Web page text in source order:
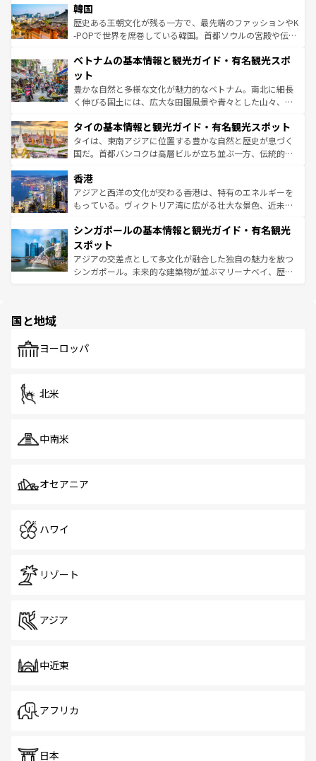
はコンテンツ一覧
いる。アクティビティも充実しており、サーフィンやダイ
ビング、ハイキングなど、アウトドア好きにはたまらな
い。オーストラリアの多彩な魅力を存分に味わいつくそ
参照してほしい。
ン）、静ひつな山岳地帯である台湾東部など、都市の喧騒
と山間の静けさが共存しており、訪れる人に新しい発見と
驚きをもたらしてくれる。また、奥深い台湾の食文化も魅
容にもいいと評判のスイーツなど、バラエティ豊かな料理
照してほしい。
韓国
歴史ある王朝文化が残る一方で、最先端のファッションやK
-POPで世界を席巻している韓国。首都ソウルの宮殿や伝統
き、地方に足を延ばせば四季折々の自然美を楽しむことが
できる。そして、キムチや焼肉、絶品のストリートフード
まで、さまざまな韓国料理が待っている。夜には、韓国な
らではのナイトライフも堪能できる。あたたかいホスピタ
わってみてほしい。 なお、新着の韓国情報はコンテンツ一
覧 を参照してほしい。
ベトナムの基本情報と観光ガイド・有名観光スポ
ット
豊かな自然と多様な文化が魅力的なベトナム。南北に細長
く伸びる国土には、広大な田園風景や青々とした山々、世
急速な発展と共に伝統が息づく。ハノイの古い町並みやホ
ーチミン市のフランス統治時代の建物も、独特の雰囲気を
醸し出している。また、バラエティの豊かさとおいしさで
とつ。フォーやバインミー、ベトナムコーヒーなどは、ぜ
ひ現地で味わいたい。どの地域を訪れてもあたたかい人々
が旅行者を迎えてくれるので、きっと忘れられない旅にな
参照してほしい。
タイの基本情報と観光ガイド・有名観光スポット
タイは、東南アジアに位置する豊かな自然と歴史が息づく
国だ。首都バンコクは高層ビルが立ち並ぶ一方、伝統的な
の活気が交差している。北部ではチェンマイなどの山岳地
帯で自然と触れ合い、南部ではプーケットやクラビの美し
いビーチでリゾート気分を楽しむことができる。タイ料理
激する。気候は一年中温暖で、どの季節にも異なる楽しみ
が待っている。親しみやすいタイの人々、仏教を中心とし
た文化、そして多様な観光資源が、訪れる旅人を魅了し続
ける。 なお、新着のタイ情報はコンテンツ一覧を参照して
香港
アジアと西洋の文化が交わる香港は、特有のエネルギーを
もっている。ヴィクトリア湾に広がる壮大な景色、近未来
み、どこを訪れても感動するはず。観光スポットが密集し
ており、効率よく見どころを回れるのも魅力。息をのむよ
うな絶景から文化的な体験まで、香港を存分に楽しみ尽く
そう。 なお、新着の香港情報はコンテンツ一覧を参照して
シンガポールの基本情報と観光ガイド・有名観光
スポット
アジアの交差点として多文化が融合した独自の魅力を放つ
シンガポール。未来的な建築物が並ぶマリーナベイ、歴史
で、ホーカーズは地元の風情を楽しめる外せないスポット
国と地域
ヨーロッパ
北米
中南米
オセアニア
ハワイ
リゾート
アジア
中近東
アフリカ
日本